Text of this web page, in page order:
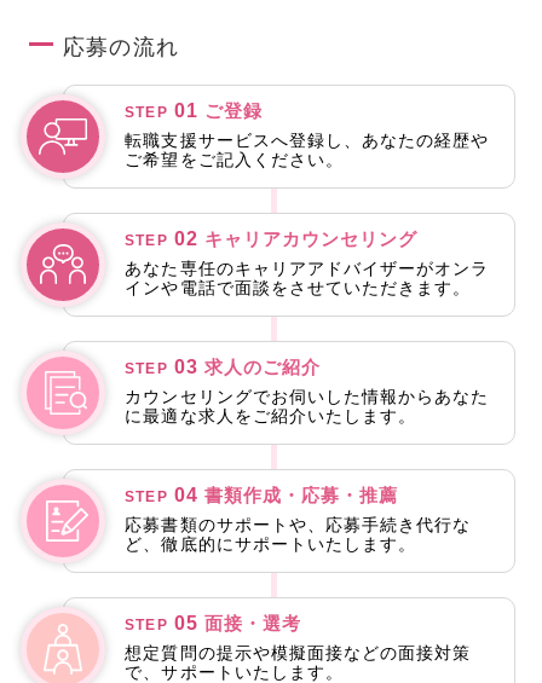
応募の流れ
STEP 01 ご登録
転職支援サービスへ登録し、あなたの経歴や
ご希望をご記入ください。
STEP 02 キャリアカウンセリング
あなた専任のキャリアアドバイザーがオンラ
インや電話で面談をさせていただきます。
STEP 03 求人のご紹介
カウンセリングでお伺いした情報からあなた
に最適な求人をご紹介いたします。
STEP 04 書類作成・応募・推薦
応募書類のサポートや、応募手続き代行な
ど、徹底的にサポートいたします。
STEP 05 面接・選考
想定質問の提示や模擬面接などの面接対策
で、サポートいたします。